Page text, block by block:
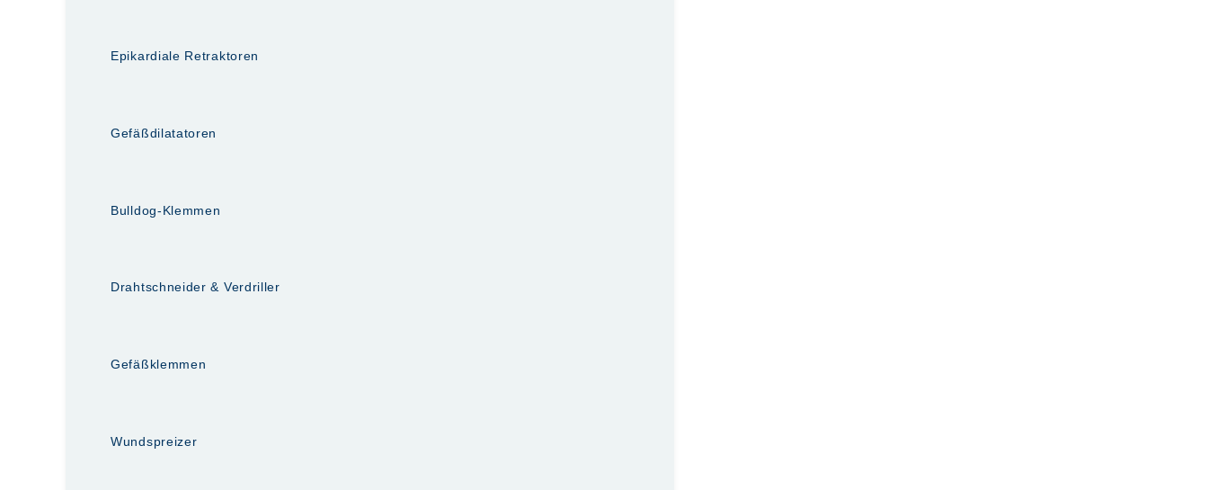
Epikardiale Retraktoren
Gefäßdilatatoren
Bulldog-Klemmen
Drahtschneider & Verdriller
Gefäßklemmen
Wundspreizer